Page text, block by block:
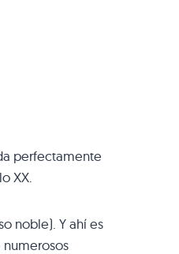
perfectamente
XX.
noble). Y ahí es